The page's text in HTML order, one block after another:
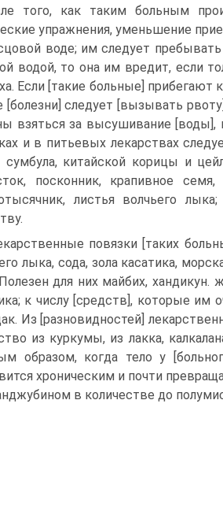
того, как таким больным
упражнения, уменьшение
воде; им следует
водой, то она им вредит, если
Если [такие больные] прибегают
[болезни] следует [вызывать
взяться за высушивание [воды],
и в питьевых лекарствах
сумбула, китайской корицы и
посконник, крапивное
листья волчьего
повязки [таких
лыка, сода, зола касатика,
для них майбих,
к числу [средств], которые им
Из [разновидностей]
из куркумы, из лакка,
образом, когда тело у
хроническим и почти
в количестве до